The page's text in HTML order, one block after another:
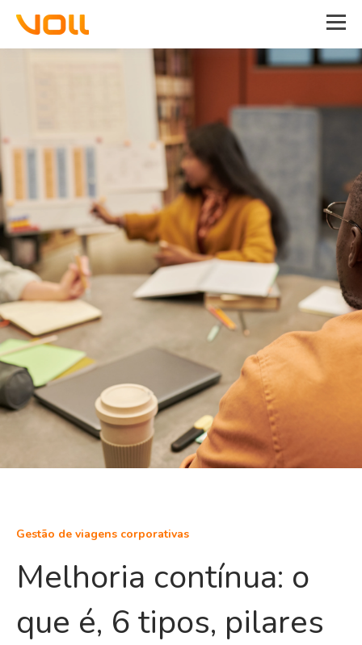
Gestão de viagens corporativas
Melhoria contínua: o
que é, 6 tipos, pilares